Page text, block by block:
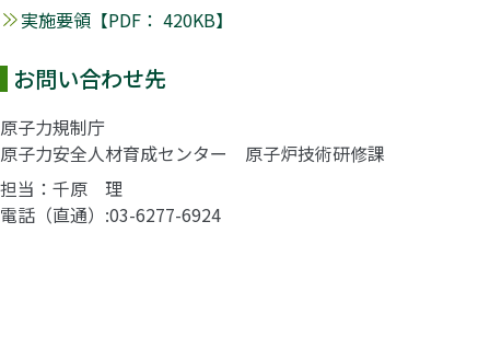
実施要領【PDF： 420KB】
お問い合わせ先
原子力規制庁
原子力安全人材育成センター 原子炉技術研修課
担当：千原 理
電話（直通）
03-6277-6924